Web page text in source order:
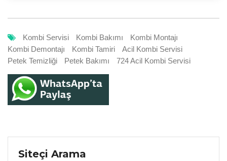
Kombi Servisi Kombi Bakımı
Kombi Montajı
Kombi Demontajı
Kombi Tamiri
Acil Kombi Servisi
Petek Temizliği
Petek Bakımı 724 Acil Kombi Servisi
Siteçi Arama